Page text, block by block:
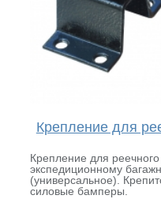
Крепление для
Крепление для
экспедиционному
(универсальное).
силовые бамперы.